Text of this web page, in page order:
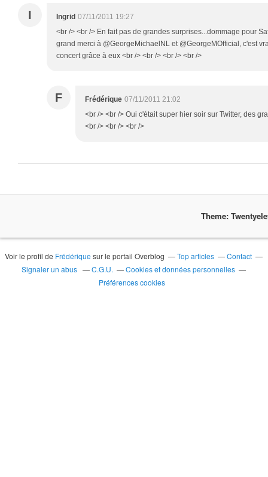
I Ingrid 07/11/2011 19:27
<br /> <br /> En fait pas de grandes surprises...dommage pour
grand merci à @GeorgeMichaelNL et @GeorgeMOfficial, c'est
concert grâce à eux <br /> <br /> <br /> <br />
F Frédérique 07/11/2011 21:02
<br /> <br /> Oui c'était super hier soir sur Twitter, des
<br /> <br /> <br />
Theme:
Voir le profil de Frédérique sur le portail Overblog Top articles
Contact
Signaler un abus
C.G.U.
Cookies et données personnelles
Préférences cookies